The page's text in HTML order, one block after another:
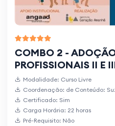
COMBO 2 -
PROFISSIONAIS II E
Modalidade: Curso Livre
Coordenação: de Conteúdo:
Certificado: Sim
Carga Horária: 22 horas
Pré-Requisito: Não